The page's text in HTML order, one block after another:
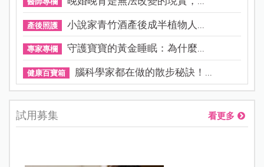
產後照護 小說家青竹酒產後成半植物人...
專家專欄 守護寶寶的黃金睡眠：為什麼...
健康百寶箱 腦科學家都在做的散步秘訣！...
試用募集 看更多